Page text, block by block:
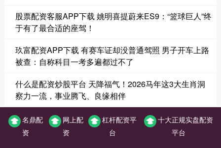
股票配资客服APP下载 姚明喜提蔚来ES9：“篮球巨人”终
于有了最合适的座驾！
玖富配资APP下载 有赛车证却没普通驾照 男子开车上路
被查：自称科目一考多遍都过不了
什么是配资炒股平台 天降福气！2026马年这3大生肖洞
察力一流，事业腾飞、良缘相伴
名鼎配
资
网上配
资
杠杆配资平
台
十大正规实盘配资
平台